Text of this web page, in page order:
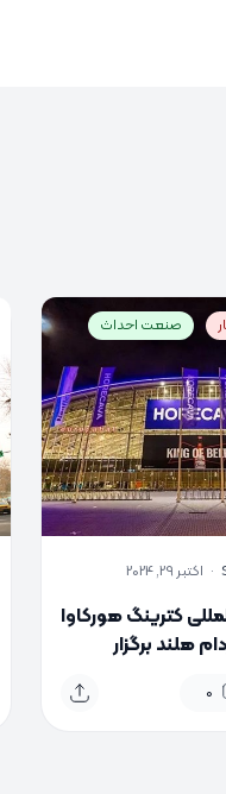
صنعت احداث
· اکتبر 29, 2024
کترینگ هورکاوا
هلند برگزار
0